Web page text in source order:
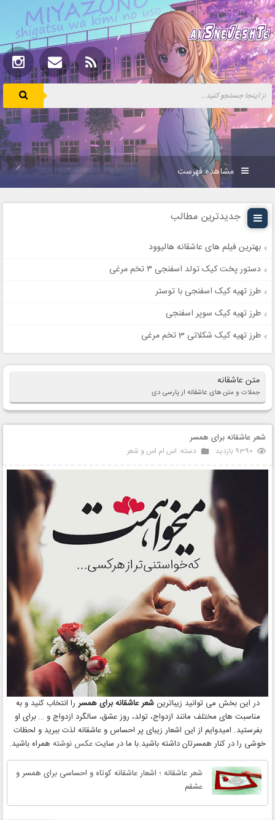
مشاهده فهرست
جدیدترین مطالب
بهترین فیلم های عاشقانه هالیوود
دستور پخت کیک تولد اسفنجی ۳ تخم مرغی
طرز تهیه کیک اسفنجی با توستر
طرز تهیه کیک سوپر اسفنجی
طرز تهیه کیک شکلاتی 3 تخم مرغی
متن عاشقانه
جملات و متن های عاشقانه از پارسی دی
شعر عاشقانه برای همسر
9390 بازدید دسته: اس ام اس و شعر
در این بخش می توانید زیباترینشعر عاشقانه برای همسر را انتخاب کنید و به
مناسبت های مختلف مانند ازدواج، تولد، روز عشق، سالگرد ازدواج و … برای او
بفرستید. امیدوایم از این اشعار زیبای پر احساس و عاشقانه لذت ببرید و لحظات
خوشی را در کنار همسرتان داشته باشید.با ما در سایت عکس نوشته همراه باشید.
شعر عاشقانه ؛ اشعار عاشقانه کوتاه و احساسی برای همسر و
عشقم